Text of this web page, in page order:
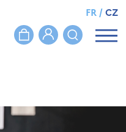
FR/CZ